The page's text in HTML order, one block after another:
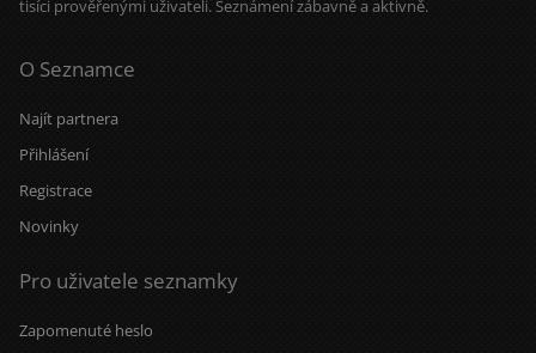
tisíci prověřenými uživateli. Seznámení zábavně a aktivně.
O Seznamce
Najít partnera
Přihlášení
Registrace
Novinky
Pro uživatele seznamky
Zapomenuté heslo